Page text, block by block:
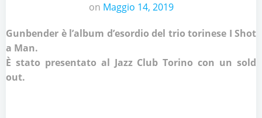
on Maggio 14, 2019
Gunbender è l’album d’esordio del trio torinese I Shot
a Man.
È stato presentato al Jazz Club Torino con un sold
out.